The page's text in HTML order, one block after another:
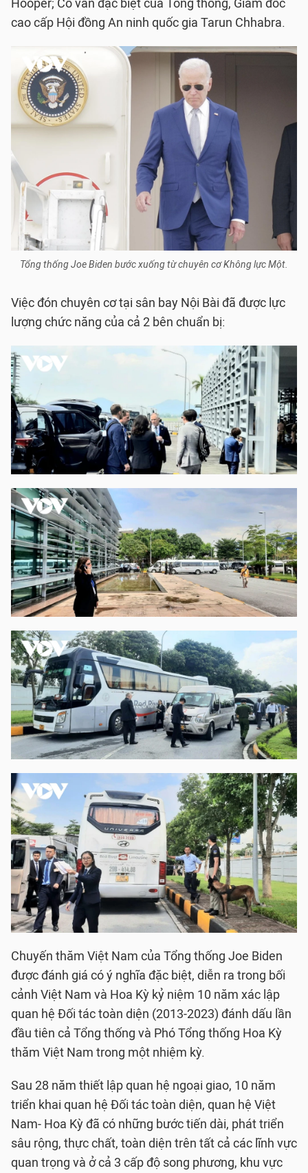
Hooper; Cố vấn đặc biệt của Tổng thống, Giám đốc
cao cấp Hội đồng An ninh quốc gia Tarun Chhabra.
Tổng thống Joe Biden bước xuống từ chuyên cơ Không lực Một.
Việc đón chuyên cơ tại sân bay Nội Bài đã được lực
lượng chức năng của cả 2 bên chuẩn bị:
Chuyến thăm Việt Nam của Tổng thống Joe Biden
được đánh giá có ý nghĩa đặc biệt, diễn ra trong bối
cảnh Việt Nam và Hoa Kỳ kỷ niệm 10 năm xác lập
quan hệ Đối tác toàn diện (2013-2023) đánh dấu lần
đầu tiên cả Tổng thống và Phó Tổng thống Hoa Kỳ
thăm Việt Nam trong một nhiệm kỳ.
Sau 28 năm thiết lập quan hệ ngoại giao, 10 năm
triển khai quan hệ Đối tác toàn diện, quan hệ Việt
Nam- Hoa Kỳ đã có những bước tiến dài, phát triển
sâu rộng, thực chất, toàn diện trên tất cả các lĩnh vực
quan trọng và ở cả 3 cấp độ song phương, khu vực